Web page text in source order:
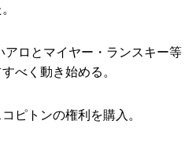
アロとマイヤー・ランスキー等
べく動き始める。
ピトンの権利を購入。